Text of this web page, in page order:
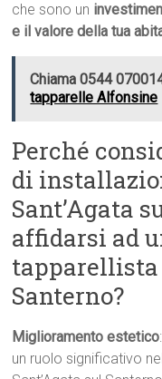
che sono un
e il valore della tua
Chiama 0544
tapparelle Alfonsine
Perché
di
Sant’Agata
affidarsi ad
tapparellista
Santerno?
Miglioramento estetico
un ruolo significativo